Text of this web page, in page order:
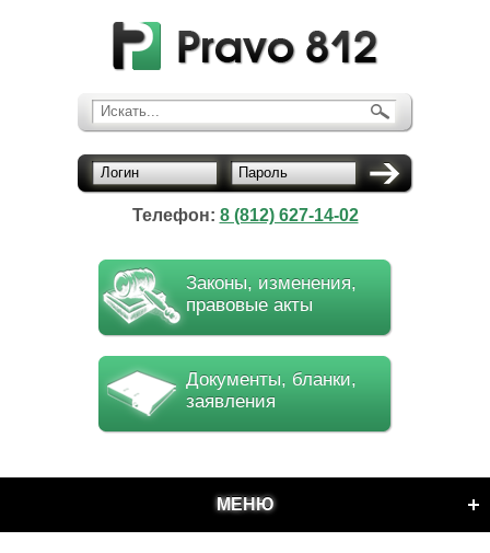
Искать...
Логин Пароль
Телефон: 8 (812) 627-14-02
Законы, изменения,
правовые акты
Документы, бланки,
заявления
МЕНЮ